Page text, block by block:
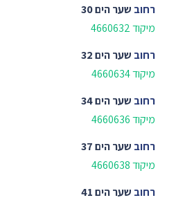
רחוב שער הים 30
מיקוד 4660632
רחוב שער הים 32
מיקוד 4660634
רחוב שער הים 34
מיקוד 4660636
רחוב שער הים 37
מיקוד 4660638
רחוב שער הים 41